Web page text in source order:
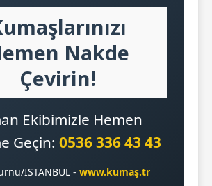
Nakde
Çevirin!
Ekibimizle Hemen
Geçin: 0536 336 43 43
İSTANBUL - www.kumaş.tr